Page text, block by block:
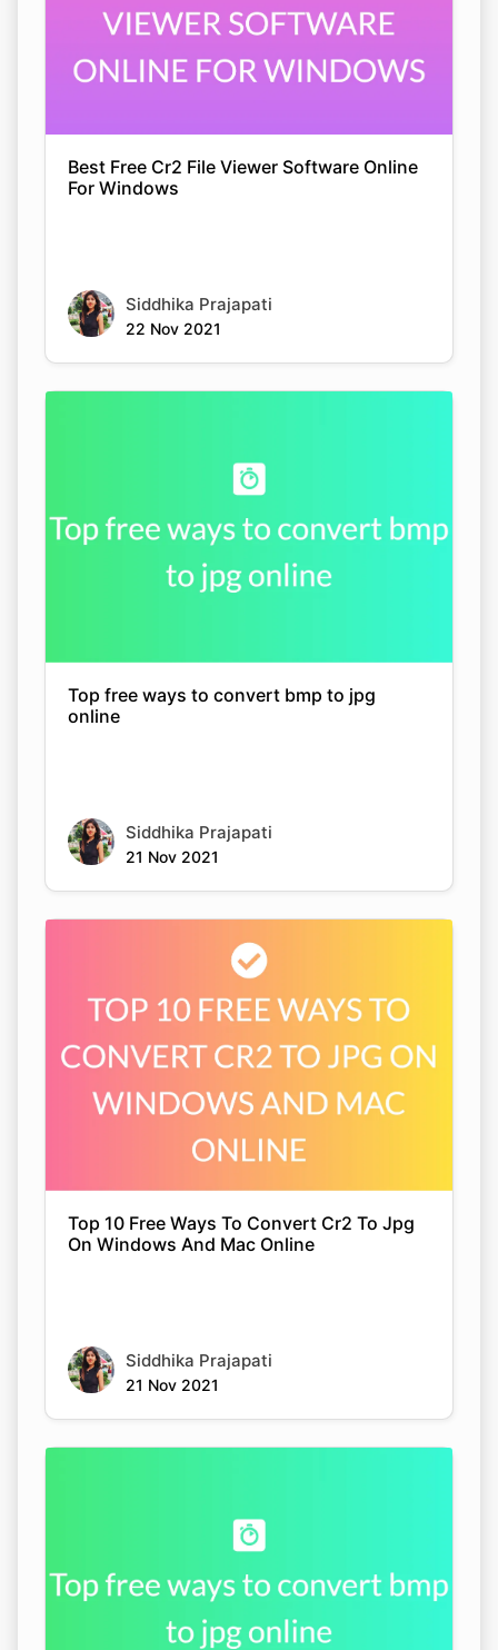
Best Free Cr2 File Viewer Software Online
For Windows
Siddhika Prajapati
22 Nov 2021
Top free ways to convert bmp to jpg
online
Siddhika Prajapati
21 Nov 2021
Top 10 Free Ways To Convert Cr2 To Jpg
On Windows And Mac Online
Siddhika Prajapati
21 Nov 2021